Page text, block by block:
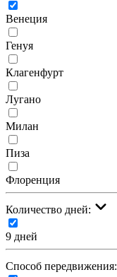
Венеция
Генуя
Клагенфурт
Лугано
Милан
Пиза
Флоренция
Количество дней:
9 дней
Cпособ передвижения: